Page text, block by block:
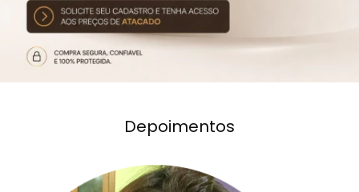
Depoimentos